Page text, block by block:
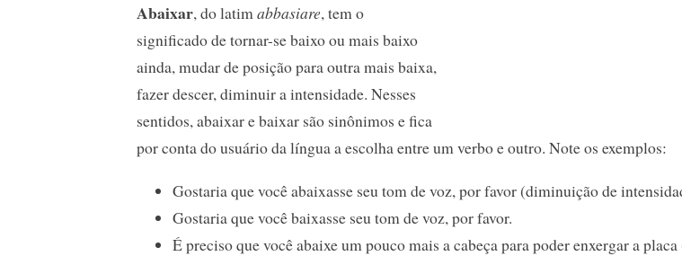
Abaixar, do latimabbasiare, tem o
significado de tornar-se baixo ou mais baixo
ainda, mudar de posição para outra mais baixa,
fazer descer, diminuir a intensidade. Nesses
sentidos, abaixar e baixar são sinônimos e fica
por conta do usuário da língua a escolha entre um verbo e outro. Note os exemplos:
Gostaria que você abaixasse seu tom de voz, por favor (diminuição de
Gostaria que você baixasse seu tom de voz, por favor.
É preciso que você abaixe um pouco mais a cabeça para poder enxergar a